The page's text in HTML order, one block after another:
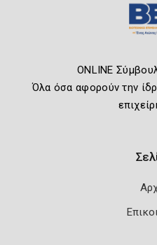
ONLINE
Όλα όσα αφορούν την